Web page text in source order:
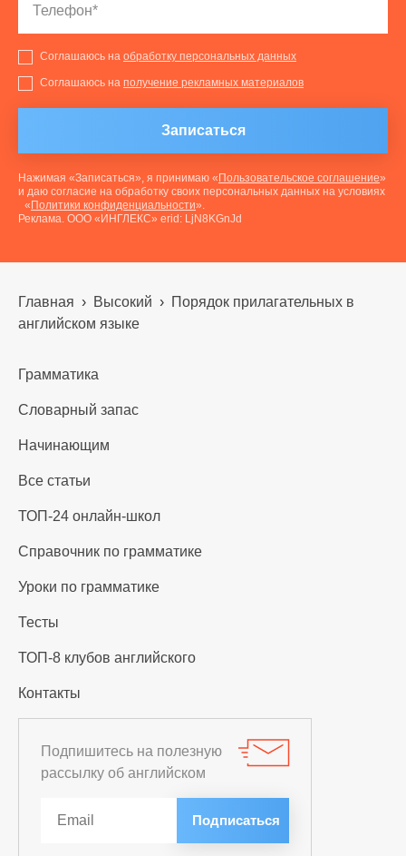
Соглашаюсь на обработку персональных данных
Соглашаюсь на получение рекламных материалов
Записаться
Нажимая «Записаться», я принимаю « Пользовательское соглашение»
и даю согласие на обработку своих персональных данных на условиях
« Политики конфиденциальности».
Реклама. ООО «ИНГЛЕКС» erid: LjN8KGnJd
Главная › Высокий › Порядок прилагательных в
английском языке
Грамматика
Словарный запас
Начинающим
Все статьи
ТОП-24 онлайн-школ
Справочник по грамматике
Уроки по грамматике
Тесты
ТОП-8 клубов английского
Контакты
Подпишитесь на полезную
рассылку об английском